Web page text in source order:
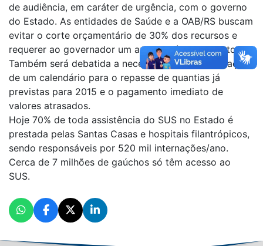
de audiência, em caráter de urgência, com o governo
do Estado. As entidades de Saúde e a OAB/RS buscam
evitar o corte orçamentário de 30% dos recursos e
requerer ao governador um aporte mínimo ao setor.
Também será debatida a necessidade da implantação
de um calendário para o repasse de quantias já
previstas para 2015 e o pagamento imediato de
valores atrasados.
Hoje 70% de toda assistência do SUS no Estado é
prestada pelas Santas Casas e hospitais filantrópicos,
sendo responsáveis por 520 mil internações/ano.
Cerca de 7 milhões de gaúchos só têm acesso ao
SUS.